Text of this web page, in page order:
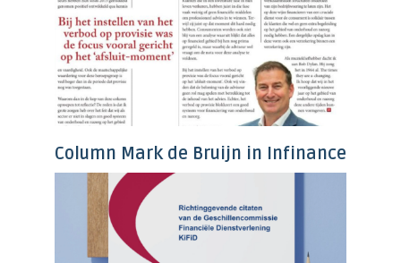
Column Mark de Bruijn in Infinance